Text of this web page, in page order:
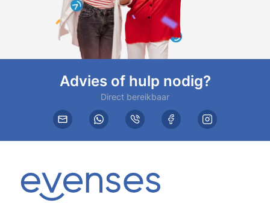
Advies of hulp nodig?
Direct bereikbaar